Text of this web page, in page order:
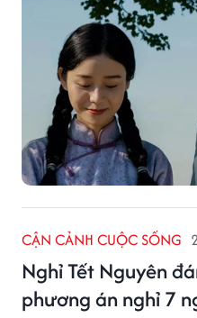
CẬN CẢNH CUỘC SỐNG
Nghỉ Tết Nguyên
phương án nghỉ 7